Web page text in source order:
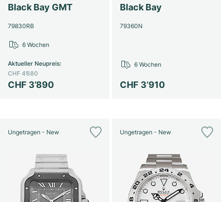
Black Bay GMT
79830RB
CHF 3’890
Aktueller Neupreis:
CHF 4’680
6 Wochen
Black Bay
79360N
CHF 3’910
6 Wochen
Ungetragen - New Ungetragen - New